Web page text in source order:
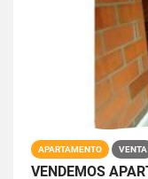
APARTAMENTO VENTA
VENDEMOS